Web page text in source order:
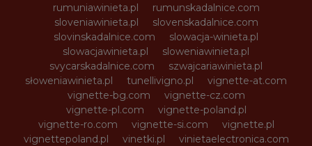
rumuniawinieta.pl
rumunskadalnice.com
sloveniawinieta.pl
slovenskadalnice.com
slovinskadalnice.com
slowacja-winieta.pl
slowacjawinieta.pl
sloweniawinieta.pl
svycarskadalnice.com
szwajcariawinieta.pl
słoweniawinieta.pl
tunellivigno.pl
vignette-at.com
vignette-bg.com
vignette-cz.com
vignette-pl.com
vignette-poland.pl
vignette-ro.com
vignette-si.com
vignette.pl
vignettepoland.pl
vinetki.pl
vinietaelectronica.com